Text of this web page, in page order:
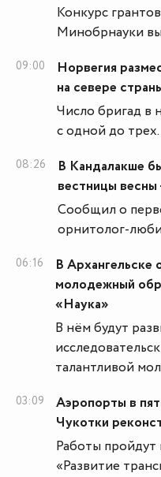
Конкурс
Минобрнауки
09:00
Норвегия
на севере
Число бригад в
с одной до трех.
08:26
В Кандалакше
вестницы
Сообщил о
орнитолог-
06:16
В Архангельске
молодежный
«Наука»
В нём будут
талантливой
03:09
Аэропорты в
Чукотки
Работы пройдут
«Развитие